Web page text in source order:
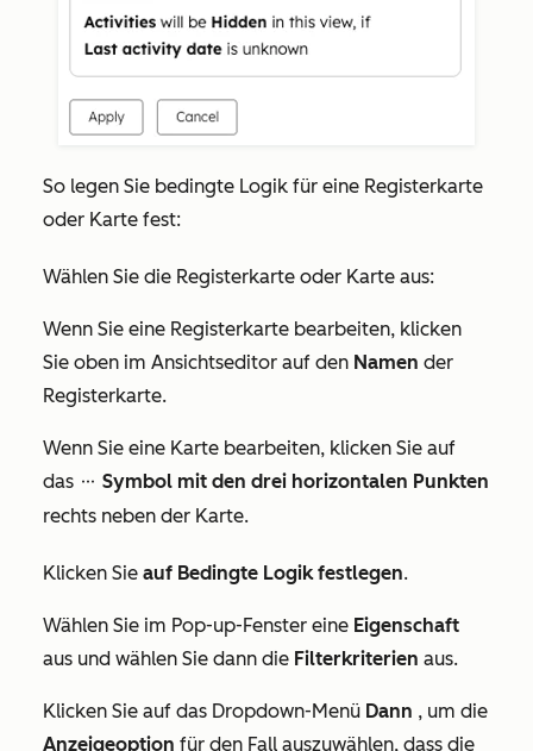
So legen Sie bedingte Logik für eine Registerkarte
oder Karte fest:
Wählen Sie die Registerkarte oder Karte aus:
Wenn Sie eine Registerkarte bearbeiten, klicken
Sie oben im Ansichtseditor auf den Namen der
Registerkarte.
Wenn Sie eine Karte bearbeiten, klicken Sie auf
das ellipses Symbol mit den drei horizontalen Punkten
rechts neben der Karte.
Klicken Sie auf Bedingte Logik festlegen.
Wählen Sie im Pop-up-Fenster eine Eigenschaft
aus und wählen Sie dann die Filterkriterien aus.
Klicken Sie auf das Dropdown-Menü Dann , um die
Anzeigeoption für den Fall auszuwählen, dass die